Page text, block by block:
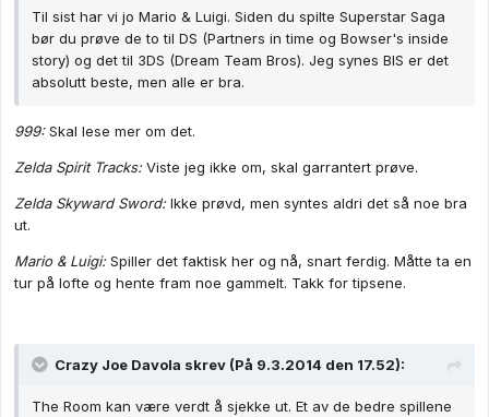
Til sist har vi jo Mario & Luigi. Siden du spilte Superstar Saga
bør du prøve de to til DS (Partners in time og Bowser's inside
story) og det til 3DS (Dream Team Bros). Jeg synes BIS er det
absolutt beste, men alle er bra.
999:Skal lese mer om det.
Zelda Spirit Tracks: Viste jeg ikke om, skal garrantert prøve.
Zelda Skyward Sword: Ikke prøvd, men syntes aldri det så noe bra
ut.
Mario & Luigi: Spiller det faktisk her og nå, snart ferdig. Måtte ta en
tur på lofte og hente fram noe gammelt. Takk for tipsene.
Crazy Joe Davola skrev (På 9.3.2014 den 17.52):
The Room kan være verdt å sjekke ut. Et av de bedre spillene